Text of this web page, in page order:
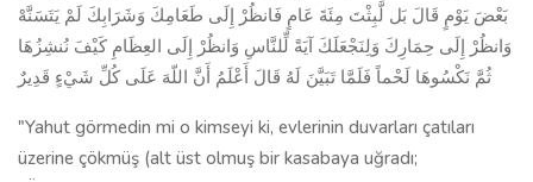
بَعْضَ يَوْمٍ قَالَ بَل لَّبِثْتَ مِئَةَ عَامٍ فَانظُرْ إِلَى طَعَامِكَ وَشَرَابِكَ لَمْ يَتَسَنَّهْ
وَانظُرْ إِلَى حِمَارِكَ وَلِنَجْعَلَكَ آيَةً لِّلنَّاسِ وَانظُرْ إِلَى العِظَامِ كَيْفَ نُنشِزُهَا
ثُمَّ نَكْسُوهَا لَحْماً فَلَمَّا تَبَيَّنَ لَهُ قَالَ أَعْلَمُ أَنَّ اللّهَ عَلَى كُلِّ شَيْءٍ قَدِيرٌ
"Yahut görmedin mi o kimseyi ki, evlerinin duvarları çatıları
üzerine çökmüş (alt üst olmuş bir kasabaya uğradı;